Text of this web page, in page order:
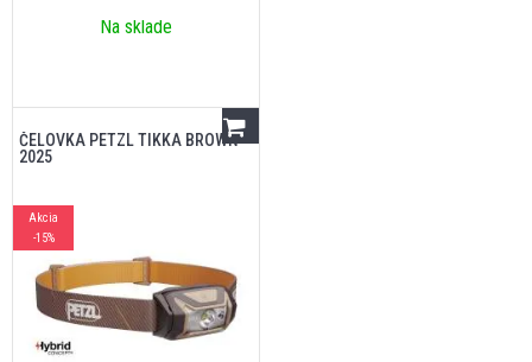
Na sklade
ČELOVKA PETZL TIKKA BROWN
2025
Akcia
-15%